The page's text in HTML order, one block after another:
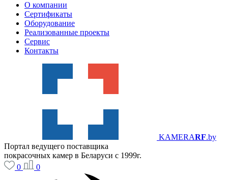
О компании
Сертификаты
Оборудование
Реализованные проекты
Сервис
Контакты
KAMERARF.by
Портал ведущего поставщика
покрасочных камер в Беларуси с 1999г.
0
0